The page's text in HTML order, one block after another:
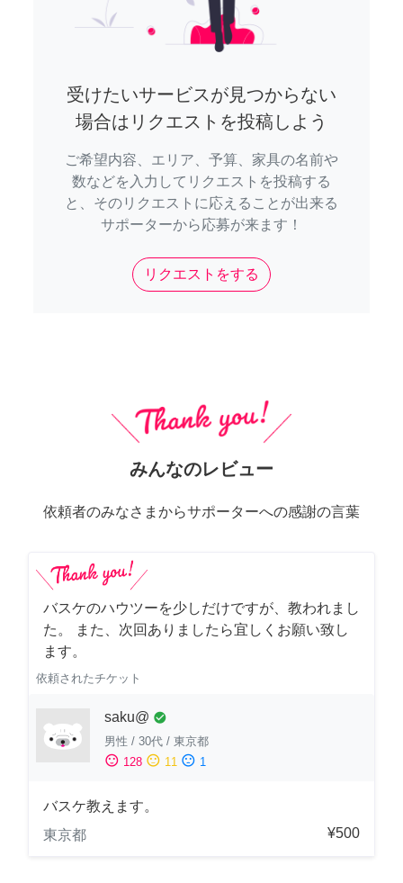
受けたいサービスが見つからない
場合はリクエストを投稿しよう
ご希望内容、エリア、予算、家具の名前や
数などを入力してリクエストを投稿する
と、そのリクエストに応えることが出来る
サポーターから応募が来ます！
リクエストをする
みんなのレビュー
依頼者のみなさまからサポーターへの感謝の言葉
バスケのハウツーを少しだけですが、教われまし
た。 また、次回ありましたら宜しくお願い致し
ます。
依頼されたチケット
saku@ check_circle
男性 / 30代 / 東京都
sentiment_satisfied 128 sentiment_neutral 11 sentiment_dissatisfied 1
バスケ教えます。
東京都
¥500